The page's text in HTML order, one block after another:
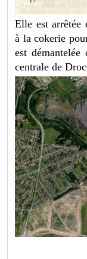
Elle est arrêtée
à la cokerie
est
centrale de